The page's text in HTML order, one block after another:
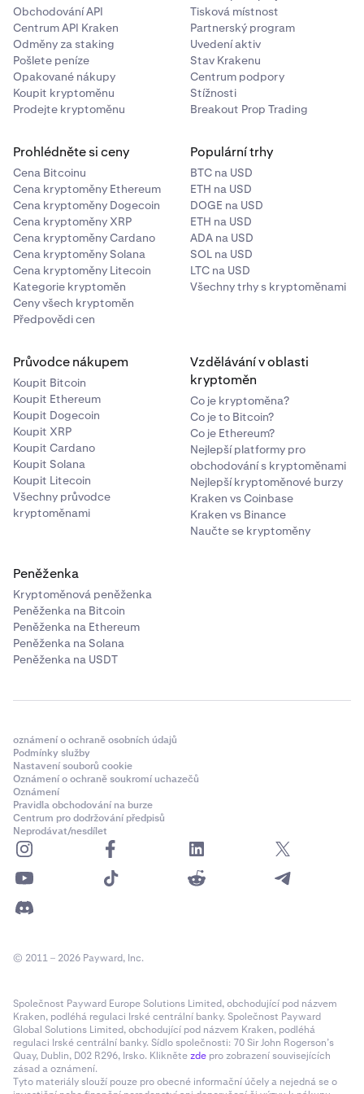
2
15 GLDx
< 3
10 GLDx
4 až 5
5 GLDx (každý)
6 až 10
3 GLDx (každý)
1 GLDx (každý)
21 +
30 GLDx sdílených (proměnná)
Obchodování API
Centrum API Kraken
Odměny za staking
Pošlete peníze
Opakované nákupy
Koupit kryptoměnu
Prodejte kryptoměnu
Tisková místnost
Partnerský program
Uvedení aktiv
Stav Krakenu
Centrum podpory
Stížnosti
Breakout Prop Trading
Prohlédněte si ceny
Cena Bitcoinu
Cena kryptoměny Ethereum
Cena kryptoměny Dogecoin
Cena kryptoměny XRP
Cena kryptoměny Cardano
Cena kryptoměny Solana
Cena kryptoměny Litecoin
Kategorie kryptoměn
Ceny všech kryptoměn
Předpovědi cen
Populární trhy
BTC na USD
ETH na USD
DOGE na USD
ETH na USD
ADA na USD
SOL na USD
LTC na USD
Všechny trhy s kryptoměnami
Průvodce nákupem
Koupit Bitcoin
Koupit Ethereum
Koupit Dogecoin
Koupit XRP
Koupit Cardano
Koupit Solana
Koupit Litecoin
Všechny průvodce
kryptoměnami
Vzdělávání v oblasti
kryptoměn
Co je kryptoměna?
Co je to Bitcoin?
Co je Ethereum?
Nejlepší platformy pro
obchodování s kryptoměnami
Nejlepší kryptoměnové burzy
Kraken vs Coinbase
Kraken vs Binance
Naučte se kryptoměny
Peněženka
Kryptoměnová peněženka
Peněženka na Bitcoin
Peněženka na Ethereum
Peněženka na Solana
Peněženka na USDT
oznámení o ochraně osobních údajů
Podmínky služby
Nastavení souborů cookie
Oznámení o ochraně soukromí uchazečů
Oznámení
Pravidla obchodování na burze
Centrum pro dodržování předpisů
Neprodávat/nesdílet
© 2011 – 2026 Payward, Inc.
Společnost Payward Europe Solutions Limited, obchodující pod názvem
Kraken, podléhá regulaci Irské centrální banky. Společnost Payward
Global Solutions Limited, obchodující pod názvem Kraken, podléhá
regulaci Irské centrální banky. Sídlo společnosti: 70 Sir John Rogerson’s
Quay, Dublin, D02 R296, Irsko. Kliknětezde pro zobrazení souvisejících
zásad a oznámení.
Tyto materiály slouží pouze pro obecné informační účely a nejedná se o